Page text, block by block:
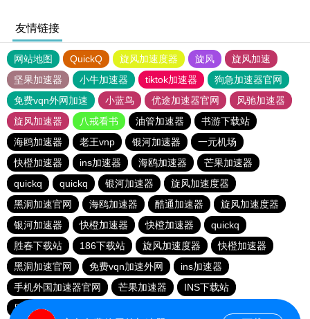
友情链接
网站地图 QuickQ 旋风加速度器 旋风
旋风加速
坚果加速器
小牛加速器 tiktok加速器
狗急加速器官网
免费vqn外网加速
小蓝鸟 优途加速器官网
风驰加速器
旋风加速器
八戒看书 油管加速器
书游下载站
海鸥加速器
老王vnp 银河加速器
一元机场
快橙加速器
ins加速器 海鸥加速器
芒果加速器
quickq
quickq 银河加速器
旋风加速度器
黑洞加速官网
海鸥加速器 酷通加速器
旋风加速度器
银河加速器
快橙加速器 快橙加速器
quickq
胜春下载站
186下载站 旋风加速度器
快橙加速器
黑洞加速官网
免费vqn加速外网
ins加速器
手机外国加速器官网
芒果加速器
INS下载站
目标下载站